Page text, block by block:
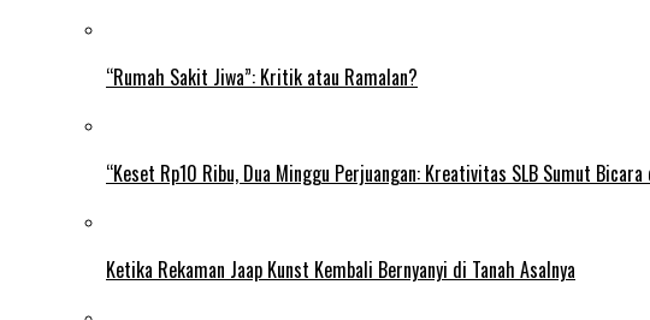
“Rumah Sakit Jiwa”: Kritik atau Ramalan?
“Keset Rp10 Ribu, Dua Minggu Perjuangan: Kreativitas SLB Sumut Bicara
Ketika Rekaman Jaap Kunst Kembali Bernyanyi di Tanah Asalnya